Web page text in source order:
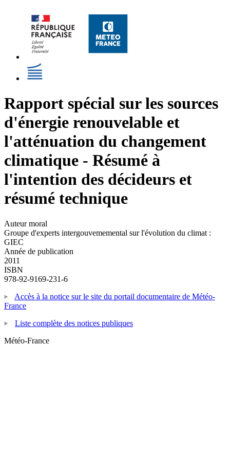
Rapport spécial sur les sources
d'énergie renouvelable et
l'atténuation du changement
climatique - Résumé à
l'intention des décideurs et
résumé technique
Auteur moral
Groupe d'experts intergouvememental sur l'évolution du climat :
GIEC
Année de publication
2011
ISBN
978-92-9169-231-6
Accès à la notice sur le site du portail documentaire de Météo-
France
Liste complète des notices publiques
Météo-France